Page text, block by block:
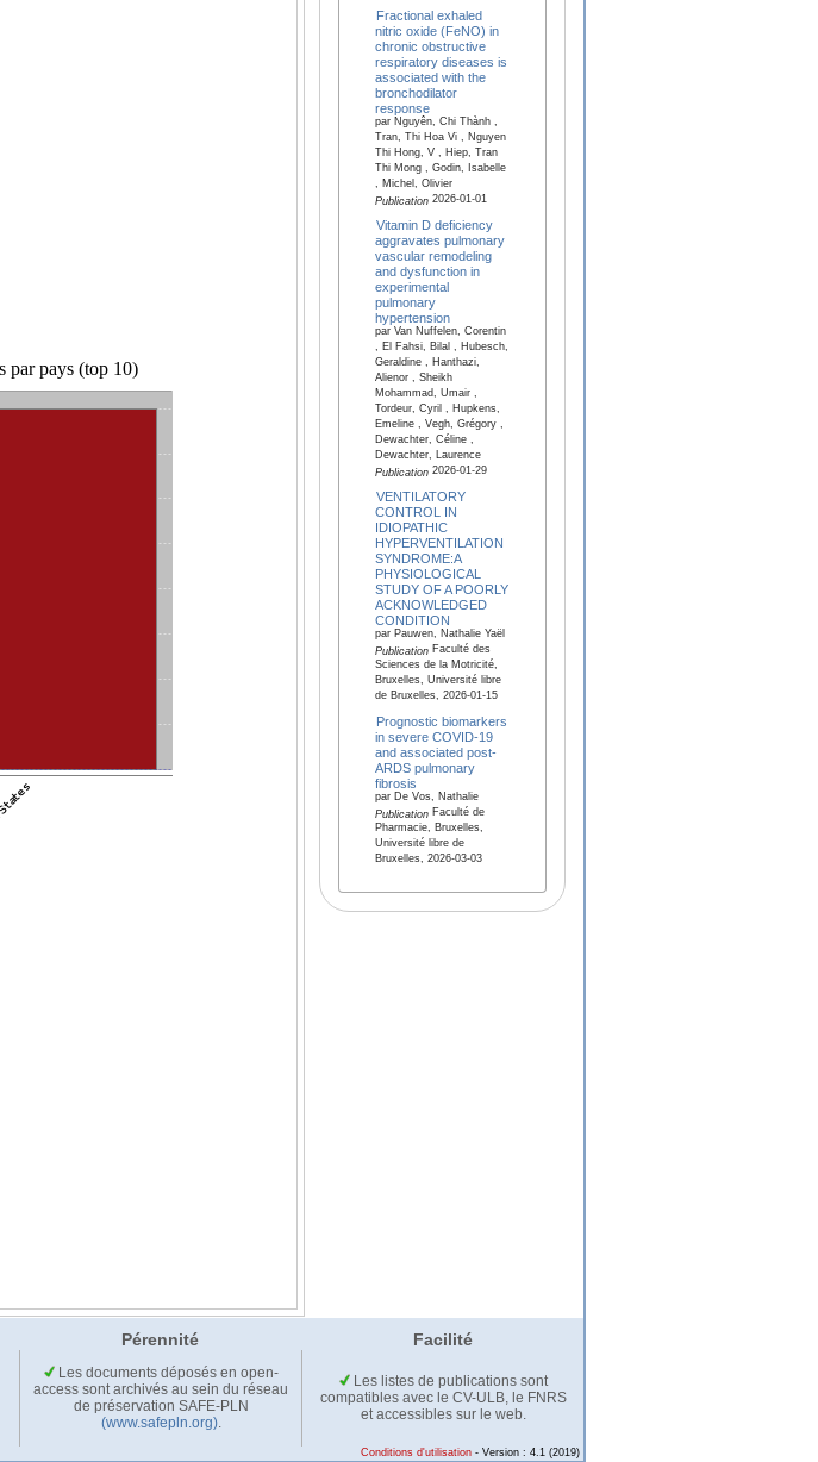
Fractional exhaled
nitric oxide (FeNO) in
chronic obstructive
respiratory diseases is
associated with the
bronchodilator
response
par Nguyên, Chi Thành ,
Tran, Thi Hoa Vi , Nguyen
Thi Hong, V , Hiep, Tran
Thi Mong , Godin, Isabelle
, Michel, Olivier
Publication2026-01-01
Vitamin D deficiency
aggravates pulmonary
vascular remodeling
and dysfunction in
experimental
pulmonary
hypertension
par Van Nuffelen, Corentin
, El Fahsi, Bilal , Hubesch,
Geraldine , Hanthazi,
Alienor , Sheikh
Mohammad, Umair ,
Tordeur, Cyril , Hupkens,
Emeline , Vegh, Grégory ,
Dewachter, Céline ,
Dewachter, Laurence
Publication2026-01-29
VENTILATORY
CONTROL IN
IDIOPATHIC
HYPERVENTILATION
SYNDROME:A
PHYSIOLOGICAL
STUDY OF A POORLY
ACKNOWLEDGED
CONDITION
par Pauwen, Nathalie Yaël
PublicationFaculté des
Sciences de la Motricité,
Bruxelles, Université libre
de Bruxelles, 2026-01-15
Prognostic biomarkers
in severe COVID-19
and associated post-
ARDS pulmonary
fibrosis
par De Vos, Nathalie
PublicationFaculté de
Pharmacie, Bruxelles,
Université libre de
Bruxelles, 2026-03-03
Pérennité Facilité
Les documents déposés en open-
access sont archivés au sein du réseau
de préservation SAFE-PLN
(www.safepln.org).
Les listes de publications sont
compatibles avec le CV-ULB, le FNRS
et accessibles sur le web.
Conditions d'utilisation - Version : 4.1 (2019)